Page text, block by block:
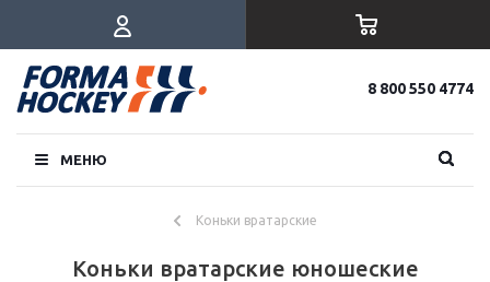
8 800 550 4774
МЕНЮ
Коньки вратарские
Коньки вратарские юношеские